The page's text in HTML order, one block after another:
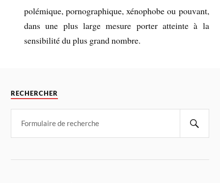
polémique, pornographique, xénophobe ou pouvant,
dans une plus large mesure porter atteinte à la
sensibilité du plus grand nombre.
RECHERCHER